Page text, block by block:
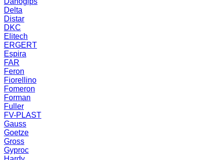
Delta
Distar
DKC
Elitech
ERGERT
Espira
FAR
Feron
Fiorellino
Fomeron
Forman
Fuller
FV-PLAST
Gauss
Goetze
Gross
Gyproc